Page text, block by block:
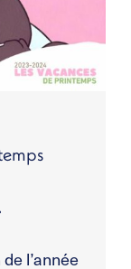
l’année